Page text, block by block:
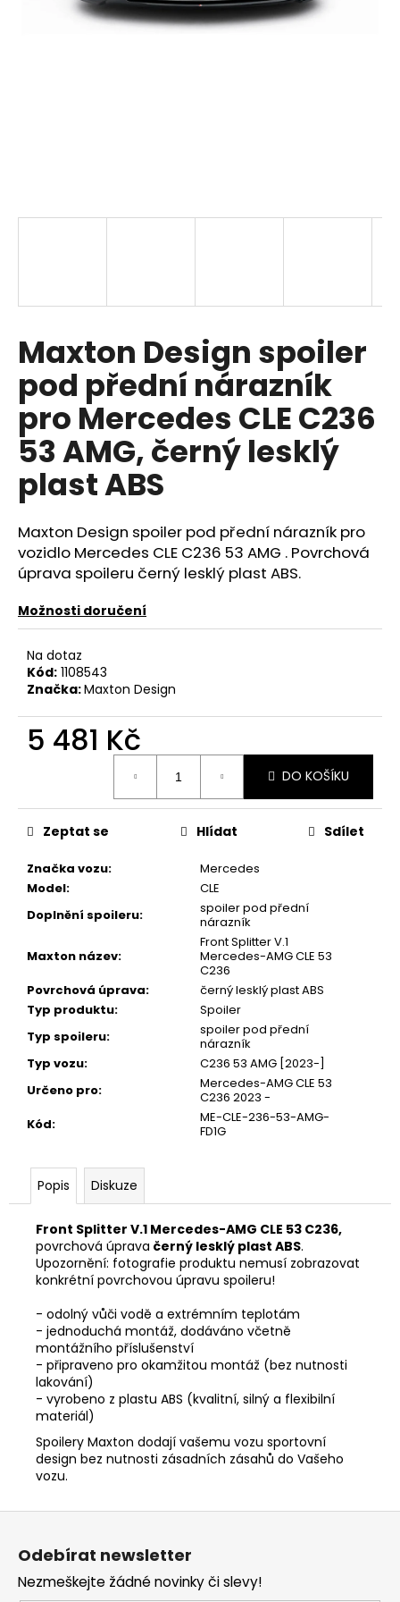
Maxton Design spoiler
pod přední nárazník
pro Mercedes CLE C236
53 AMG, černý lesklý
plast ABS
Maxton Design spoiler pod přední nárazník pro
vozidlo Mercedes CLE C236 53 AMG . Povrchová
úprava spoileru černý lesklý plast ABS.
Možnosti doručení
Na dotaz
Kód: 1108543
Značka:Maxton Design
5 481 Kč
DO KOŠÍKU
Značka vozu:
Mercedes
Model:
CLE
Doplnění spoileru:
spoiler pod přední
nárazník
Maxton název:
Front Splitter V.1
Mercedes-AMG CLE 53
C236
Povrchová úprava:
černý lesklý plast ABS
Typ produktu:
Spoiler
Typ spoileru:
spoiler pod přední
nárazník
Typ vozu:
C236 53 AMG [2023-]
Určeno pro:
Mercedes-AMG CLE 53
C236 2023 -
Kód:
ME-CLE-236-53-AMG-
FD1G
Zeptat se Hlídat Sdílet
Popis Diskuze
Front Splitter V.1 Mercedes-AMG CLE 53 C236,
povrchová úprava černý lesklý plast ABS.
Upozornění: fotografie produktu nemusí zobrazovat
konkrétní povrchovou úpravu spoileru!
- odolný vůči vodě a extrémním teplotám
- jednoduchá montáž, dodáváno včetně
montážního příslušenství
- připraveno pro okamžitou montáž (bez nutnosti
lakování)
- vyrobeno z plastu ABS (kvalitní, silný a flexibilní
materiál)
Spoilery Maxton dodají vašemu vozu sportovní
design bez nutnosti zásadních zásahů do Vašeho
vozu.
o
o
r
u
č
u
j
e
m
e
RSR-
PERFORMANCE
DÁRKOVÝ
VOUCHER
ON-
100
Kč
Z
Odebírat newsletter
Nezmeškejte žádné novinky či slevy!